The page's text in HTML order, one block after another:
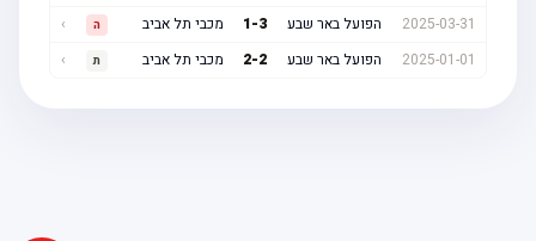
2025-03-31
הפועל באר שבע 1 מכבי תל אביב
2025-01-01
הפועל באר שבע 2 מכבי תל אביב